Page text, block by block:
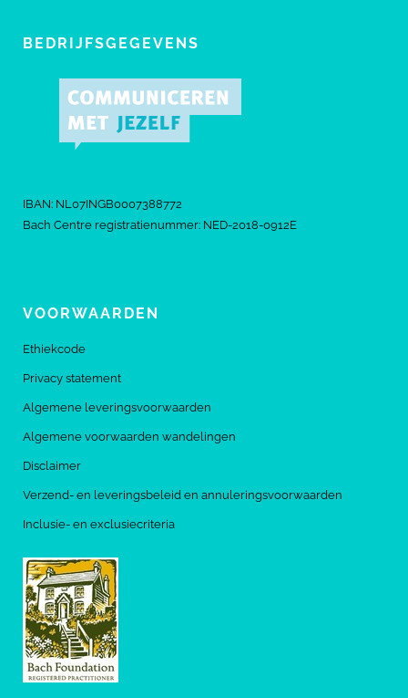
BEDRIJFSGEGEVENS
IBAN: NL07INGB0007388772
Bach Centre registratienummer: NED-2018-0912E
VOORWAARDEN
Ethiekcode
Privacy statement
Algemene leveringsvoorwaarden
Algemene voorwaarden wandelingen
Disclaimer
Verzend- en leveringsbeleid en annuleringsvoorwaarden
Inclusie- en exclusiecriteria